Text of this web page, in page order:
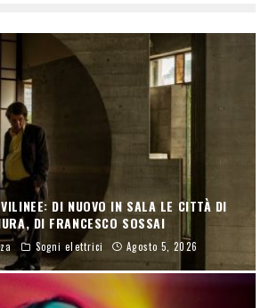
DI NUOVO IN SALA LE CITTÀ DI
DI FRANCESCO SOSSAI
Sogni elettrici Agosto 5, 2026